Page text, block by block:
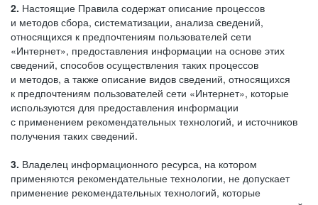
2. Настоящие Правила содержат описание процессов
и методов сбора, систематизации, анализа сведений,
относящихся к предпочтениям пользователей сети
«Интернет», предоставления информации на основе этих
сведений, способов осуществления таких процессов
и методов, а также описание видов сведений, относящихся
к предпочтениям пользователей сети «Интернет», которые
используются для предоставления информации
с применением рекомендательных технологий, и источников
получения таких сведений.
3. Владелец информационного ресурса, на котором
применяются рекомендательные технологии, не допускает
применение рекомендательных технологий, которые